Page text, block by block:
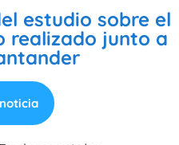
estudio sobre el
realizado junto a